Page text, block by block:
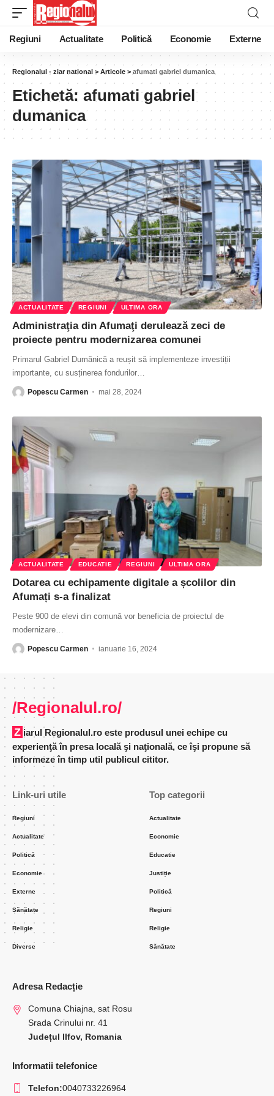
Regiuni Actualitate Politică Economie Externe
Regionalul - ziar national > Articole > afumati gabriel dumanica
Etichetă: afumati gabriel
dumanica
ACTUALITATE REGIUNI ULTIMA ORA
Administraţia din Afumaţi derulează zeci de
proiecte pentru modernizarea comunei
Primarul Gabriel Dumănică a reușit să implementeze investiții
importante, cu susținerea fondurilor
Popescu Carmen mai 28, 2024
ACTUALITATE EDUCATIE REGIUNI ULTIMA ORA
Dotarea cu echipamente digitale a școlilor din
Afumați s-a finalizat
Peste 900 de elevi din comună vor beneficia de proiectul de
modernizare
Popescu Carmen ianuarie 16, 2024
/Regionalul.ro/
Ziarul Regionalul.ro este produsul unei echipe cu
experienţă în presa locală şi naţională, ce îşi propune să
informeze în timp util publicul cititor.
Link-uri utile
Regiuni
Actualitate
Politică
Economie
Externe
Sănătate
Religie
Diverse
Top categorii
Actualitate
Economie
Educatie
Justiție
Politică
Regiuni
Religie
Sănătate
Adresa Redacție
Comuna Chiajna, sat Rosu
Srada Crinului nr. 41
Județul Ilfov, Romania
Informatii telefonice
Telefon:0040733226964